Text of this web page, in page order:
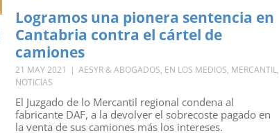
Logramos una pionera sentencia en
Cantabria contra el cártel de
camiones
21 MAY 2021 | AESYR & ABOGADOS, EN LOS MEDIOS, MERCANTIL,
NOTICIAS
El Juzgado de lo Mercantil regional condena al
fabricante DAF, a la devolver el sobrecoste pagado en
la venta de sus camiones más los intereses.